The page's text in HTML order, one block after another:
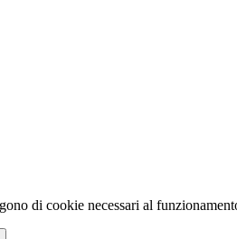
di cookie necessari al